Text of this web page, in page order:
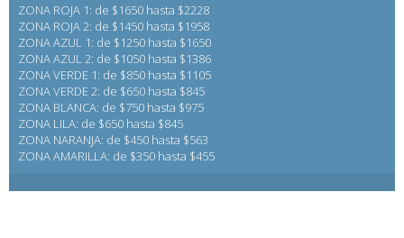
ZONA ROJA 1: de $1650 hasta $2228
ZONA ROJA 2: de $1450 hasta $1958
ZONA AZUL 1: de $1250 hasta $1650
ZONA AZUL 2: de $1050 hasta $1386
ZONA VERDE 1: de $850 hasta $1105
ZONA VERDE 2: de $650 hasta $845
ZONA BLANCA: de $750 hasta $975
ZONA LILA: de $650 hasta $845
ZONA NARANJA: de $450 hasta $563
ZONA AMARILLA: de $350 hasta $455